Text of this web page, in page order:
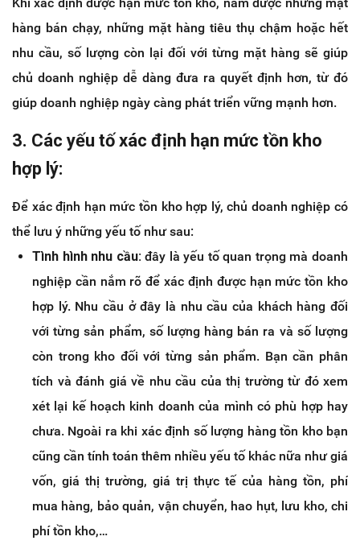
hàng bán chạy, những mặt hàng tiêu thụ chậm hoặc hết
nhu cầu, số lượng còn lại đối với từng mặt hàng sẽ giúp
chủ doanh nghiệp dễ dàng đưa ra quyết định hơn, từ đó
giúp doanh nghiệp ngày càng phát triển vững mạnh hơn.
3. Các yếu tố xác định hạn mức tồn kho
hợp lý:
Để xác định hạn mức tồn kho hợp lý, chủ doanh nghiệp có
thể lưu ý những yếu tố như sau:
Tình hình nhu cầu:đây là yếu tố quan trọng mà doanh
nghiệp cần nắm rõ để xác định được hạn mức tồn kho
hợp lý. Nhu cầu ở đây là nhu cầu của khách hàng đối
với từng sản phẩm, số lượng hàng bán ra và số lượng
còn trong kho đối với từng sản phẩm. Bạn cần phân
tích và đánh giá về nhu cầu của thị trường từ đó xem
xét lại kế hoạch kinh doanh của mình có phù hợp hay
chưa. Ngoài ra khi xác định số lượng hàng tồn kho bạn
cũng cần tính toán thêm nhiều yếu tố khác nữa như giá
vốn, giá thị trường, giá trị thực tế của hàng tồn, phí
mua hàng, bảo quản, vận chuyển, hao hụt, lưu kho, chi
phí tồn kho,…